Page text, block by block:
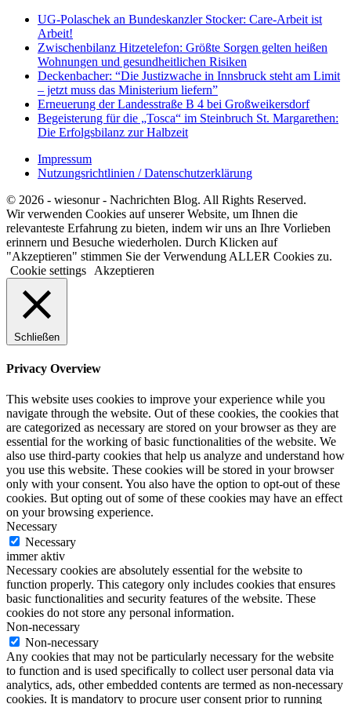
UG-Polaschek an Bundeskanzler Stocker: Care-Arbeit ist
Arbeit!
Zwischenbilanz Hitzetelefon: Größte Sorgen gelten heißen
Wohnungen und gesundheitlichen Risiken
Deckenbacher: “Die Justizwache in Innsbruck steht am Limit
– jetzt muss das Ministerium liefern”
Erneuerung der Landesstraße B 4 bei Großweikersdorf
Begeisterung für die „Tosca“ im Steinbruch St. Margarethen:
Die Erfolgsbilanz zur Halbzeit
Impressum
Nutzungsrichtlinien / Datenschutzerklärung
© 2026 - wiesonur - Nachrichten Blog. All Rights Reserved.
Wir verwenden Cookies auf unserer Website, um Ihnen die
relevanteste Erfahrung zu bieten, indem wir uns an Ihre Vorlieben
erinnern und Besuche wiederholen. Durch Klicken auf
"Akzeptieren" stimmen Sie der Verwendung ALLER Cookies zu.
Cookie settings
Akzeptieren
Schließen
Privacy Overview
This website uses cookies to improve your experience while you
navigate through the website. Out of these cookies, the cookies that
are categorized as necessary are stored on your browser as they are
essential for the working of basic functionalities of the website. We
also use third-party cookies that help us analyze and understand how
you use this website. These cookies will be stored in your browser
only with your consent. You also have the option to opt-out of these
cookies. But opting out of some of these cookies may have an effect
on your browsing experience.
Necessary
Necessary
immer aktiv
Necessary cookies are absolutely essential for the website to
function properly. This category only includes cookies that ensures
basic functionalities and security features of the website. These
cookies do not store any personal information.
Non-necessary
Non-necessary
Any cookies that may not be particularly necessary for the website
to function and is used specifically to collect user personal data via
analytics, ads, other embedded contents are termed as non-necessary
cookies. It is mandatory to procure user consent prior to running